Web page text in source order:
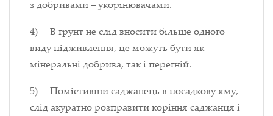
з добривами – укорінювачами.
4) В грунт не слід вносити більше одного
виду підживлення, це можуть бути як
мінеральні добрива, так і перегній.
5) Помістивши саджанець в посадкову яму,
слід акуратно розправити коріння саджанця і